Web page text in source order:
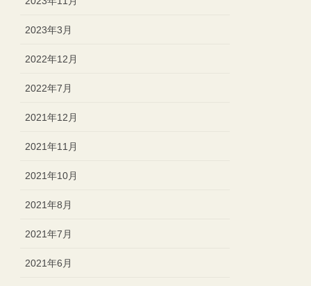
2023年3月
2022年12月
2022年7月
2021年12月
2021年11月
2021年10月
2021年8月
2021年7月
2021年6月